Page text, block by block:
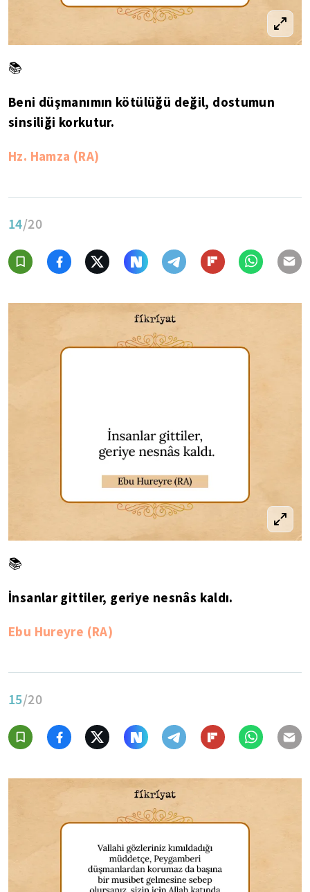
📚
Beni düşmanımın kötülüğü değil, dostumun
sinsiliği korkutur.
Hz. Hamza (RA)
14/20
📚
İnsanlar gittiler, geriye nesnâs kaldı.
Ebu Hureyre (RA)
15/20